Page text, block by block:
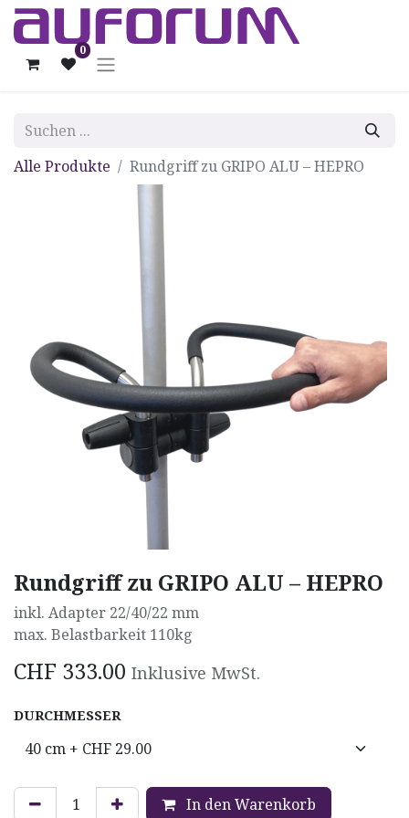
0
Alle Produkte Rundgriff zu GRIPO ALU – HEPRO
Rundgriff zu GRIPO ALU – HEPRO
inkl. Adapter 22/40/22 mm
max. Belastbarkeit 110kg
CHF 333.00 Inklusive MwSt.
DURCHMESSER
In den Warenkorb